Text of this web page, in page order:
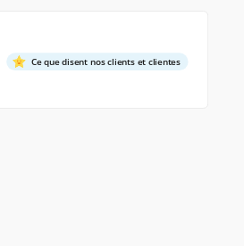
Ce que disent nos clients et clientes